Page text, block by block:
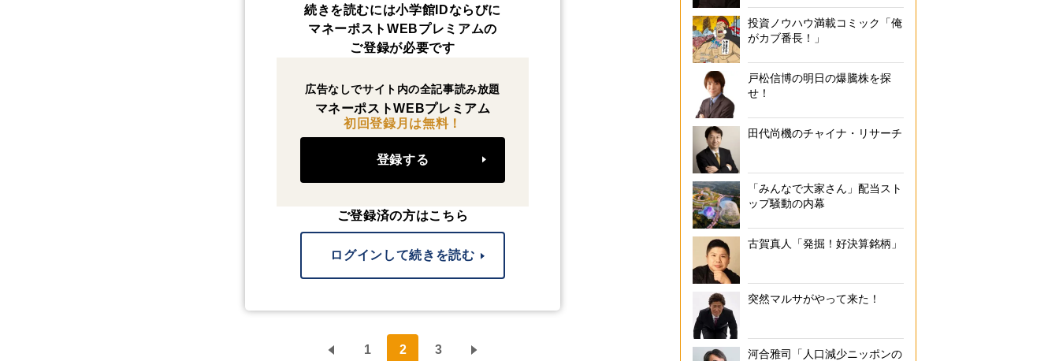
続きを読むには小学館IDならびに
マネーポストWEBプレミアムの
ご登録が必要です
広告なしでサイト内の全記事読み放題
マネーポストWEBプレミアム
初回登録月は無料！
登録する
ご登録済の方はこちら
ログインして続きを読む
1 2 3
投資ノウハウ満載コミック「俺
がカブ番長！」
戸松信博の明日の爆騰株を探
せ！
田代尚機のチャイナ・リサーチ
「みんなで大家さん」配当スト
ップ騒動の内幕
古賀真人「発掘！好決算銘柄」
突然マルサがやって来た！
河合雅司「人口減少ニッポンの